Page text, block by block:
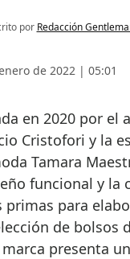
por Redacción
de 2022 | 05:01
Cristofori y la
Tamara
funcional y la
primas para
de bolsos
presenta